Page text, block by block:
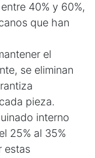
40% y 60%,
que han
el
se eliminan
pieza.
interno
25% al 35%
estas